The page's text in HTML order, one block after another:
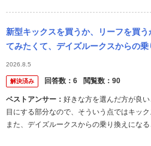
新型キックスを買うか、リーフを買
てみたくて、デイズルークスからの
ろ、どちらも良くて迷っています。
ですが、機能...
2026.8.5
解決済み 回答数： 6 閲覧数： 90
ベストアンサー： 好きな方を選んだ方が良
目にする部分なので、そういう点ではキッ
また、デイズルークスからの乗り換えになる